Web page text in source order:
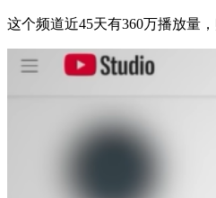
这个频道近45天有360万播放量，